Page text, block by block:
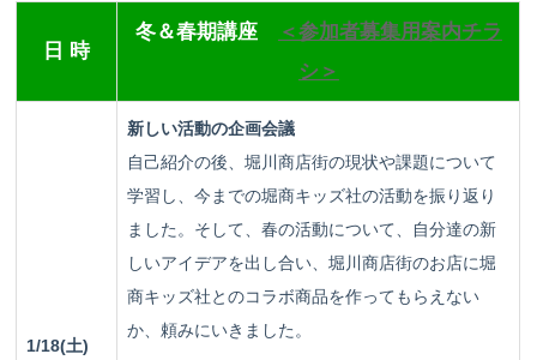
日 時
冬＆春期講座
＜参加者募集用案内チラ
シ＞
1/18(土)
新しい活動の企画会議
自己紹介の後、堀川商店街の現状や課題について
学習し、今までの堀商キッズ社の活動を振り返り
ました。そして、春の活動について、自分達の新
しいアイデアを出し合い、堀川商店街のお店に堀
商キッズ社とのコラボ商品を作ってもらえない
か、頼みにいきました。